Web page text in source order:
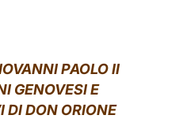
PAOLO II
GENOVESI E
DI DON ORIONE